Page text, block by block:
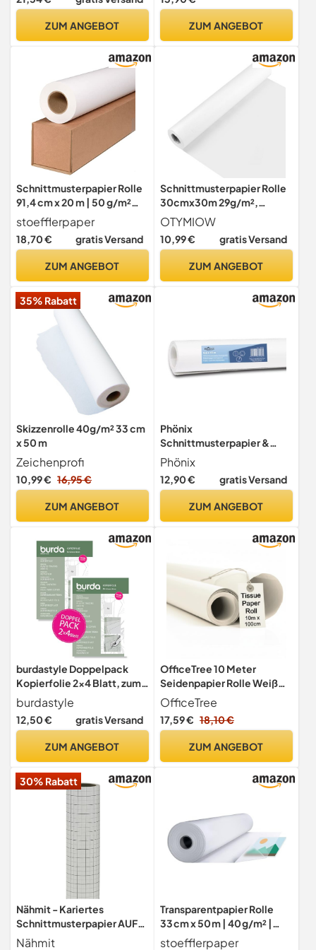
ZUM ANGEBOT ZUM ANGEBOT
Schnittmusterpapier Rolle
91,4 cm x 20 m | 50 g/m²
transparent | Perfekt zum
Abpausen & Erstellen von
Schnittmustern | Profi-
stoefflerpaper
18,70 € gratis Versand
ZUM ANGEBOT
Schnittmusterpapier Rolle
30cmx30m 29g/m²,
Transparentpapier Rolle
zum Nähen, Schnittpapier
Schnittmuster
Paper Pergamentpapier
Pauspapier Schnittmuster
OTYMIOW
10,99 € gratis Versand
ZUM ANGEBOT
35% Rabatt
Skizzenrolle 40g/m² 33 cm
x 50 m
Zeichenprofi
10,99 € 16,95 €
ZUM ANGEBOT
Phönix
Schnittmusterpapier &
Pauspapier für Nähen, DIY &
Skizzen Transparentpapier
Rolle weiß 0,6m x 15m
Abpausen & Kopieren von
Phönix
12,90 € gratis Versand
ZUM ANGEBOT
burdastyle Doppelpack
Kopierfolie 2x4 Blatt, zum
Abpausen von
Schnittmusterteilen,
transparent
burdastyle
12,50 € gratis Versand
ZUM ANGEBOT
OfficeTree 10 Meter
Seidenpapier Rolle Weiß
100cm Breit 20g/m² -
Schnittmusterpapier Rolle
- Packseide - Seidenpapier
Einwickelpapier zum
OfficeTree
17,59 € 18,10 €
ZUM ANGEBOT
30% Rabatt
Nähmit - Kariertes
Schnittmusterpapier AUF
PAPPROLLE Seidenpapier
Nähmit
Transparentpapier Rolle
33 cm x 50 m | 40 g/m² |
Glattes, lichtdurchlässiges
stoefflerpaper